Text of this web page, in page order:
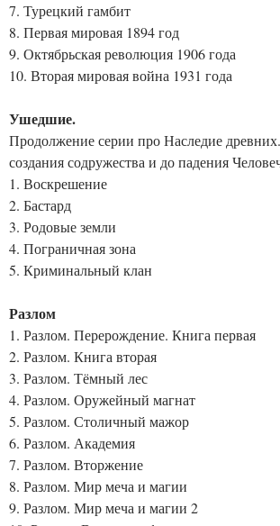
7. Турецкий гамбит
8. Первая мировая 1894 год
9. Октябрьская революция 1906 года
10. Вторая мировая война 1931 года
Ушедшие.
Продолжение серии про Наследие
создания содружества и до падения
1. Воскрешение
2. Бастард
3. Родовые земли
4. Пограничная зона
5. Криминальный клан
Разлом
1. Разлом. Перерождение. Книга первая
2. Разлом. Книга вторая
3. Разлом. Тёмный лес
4. Разлом. Оружейный магнат
5. Разлом. Столичный мажор
6. Разлом. Академия
7. Разлом. Вторжение
8. Разлом. Мир меча и магии
9. Разлом. Мир меча и магии 2